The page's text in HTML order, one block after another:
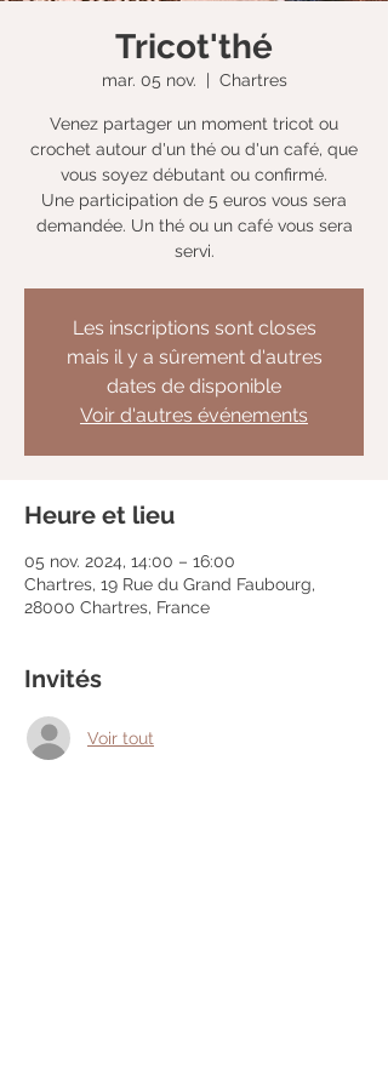
Tricot'thé
mar. 05 nov.
  |
Chartres
Venez partager un moment tricot ou
crochet autour d'un thé ou d'un café, que
vous soyez débutant ou confirmé.
Une participation de 5 euros vous sera
demandée. Un thé ou un café vous sera
servi.
Les inscriptions sont closes
mais il y a sûrement d'autres
dates de disponible
Voir d'autres événements
Heure et lieu
05 nov. 2024, 14:00 – 16:00
Chartres, 19 Rue du Grand Faubourg,
28000 Chartres, France
Invités
Voir tout